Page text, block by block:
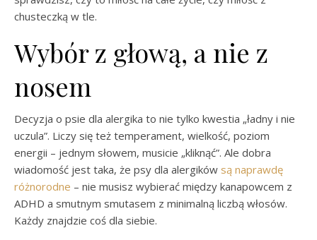
chusteczką w tle.
Wybór z głową, a nie z
nosem
Decyzja o psie dla alergika to nie tylko kwestia „ładny i nie
uczula”. Liczy się też temperament, wielkość, poziom
energii – jednym słowem, musicie „kliknąć”. Ale dobra
wiadomość jest taka, że psy dla alergików są naprawdę
różnorodne – nie musisz wybierać między kanapowcem z
ADHD a smutnym smutasem z minimalną liczbą włosów.
Każdy znajdzie coś dla siebie.